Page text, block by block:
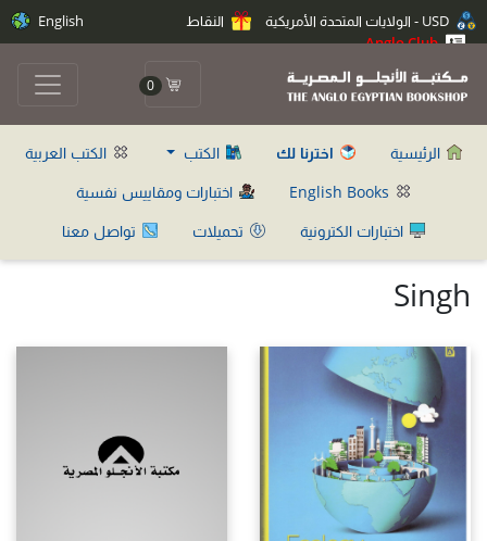
النقاط
Anglo Club
English
0
الرئيسية اخترنا لك الكتب
الكتب العربية
اختبارات ومقاييس نفسية
اختبارات الكترونية
تحميلات تواصل معنا
Singh